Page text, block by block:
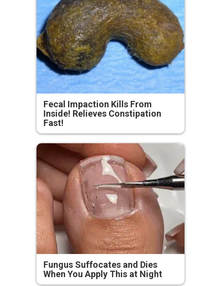
Fecal Impaction Kills From
Inside! Relieves Constipation
Fast!
Fungus Suffocates and Dies
When You Apply This at Night